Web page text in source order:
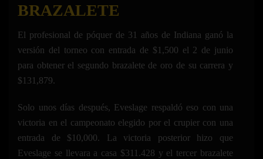
BRAZALETE
El profesional de póquer de 31 años de Indiana ganó la
versión del torneo con entrada de $1,500 el 2 de junio
para obtener el segundo brazalete de oro de su carrera y
$131,879.
Solo unos días después, Eveslage respaldó eso con una
victoria en el campeonato elegido por el crupier con una
entrada de $10,000. La victoria posterior hizo que
Eveslage se llevara a casa $311.428 y el tercer brazalete